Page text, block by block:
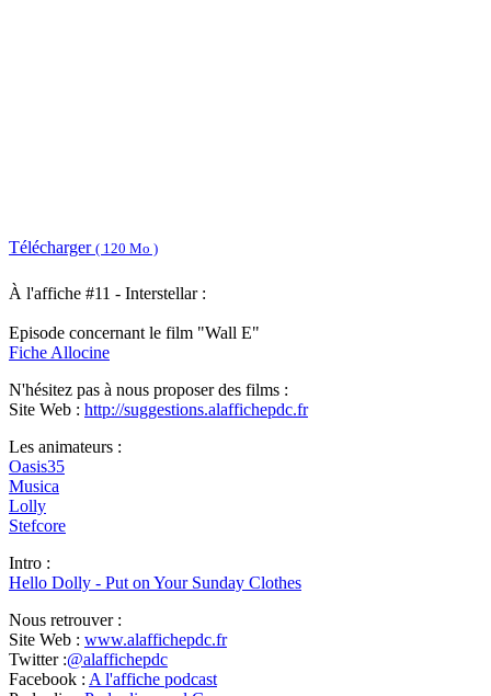
Télécharger ( 120 Mo )
À l'affiche #11 - Interstellar :
Episode concernant le film "Wall E"
Fiche Allocine
N'hésitez pas à nous proposer des films :
Site Web : http://suggestions.alaffichepdc.fr
Les animateurs :
Oasis35
Musica
Lolly
Stefcore
Intro :
Hello Dolly - Put on Your Sunday Clothes
Nous retrouver :
Site Web : www.alaffichepdc.fr
Twitter :@alaffichepdc
Facebook : A l'affiche podcast